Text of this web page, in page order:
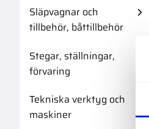
Släpvagnar och
tillbehör, båttillbehör
Stegar, ställningar,
förvaring
Tekniska verktyg och
maskiner